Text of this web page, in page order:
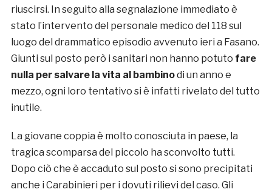
riuscirsi. In seguito alla segnalazione immediato è
stato l’intervento del personale medico del 118 sul
luogo del drammatico episodio avvenuto ieri a Fasano.
Giunti sul posto però i sanitari non hanno potuto fare
nulla per salvare la vita al bambinodi un anno e
mezzo, ogni loro tentativo si è infatti rivelato del tutto
inutile.
La giovane coppia è molto conosciuta in paese, la
tragica scomparsa del piccolo ha sconvolto tutti.
Dopo ciò che è accaduto sul posto si sono precipitati
anche i Carabinieri per i dovuti rilievi del caso. Gli